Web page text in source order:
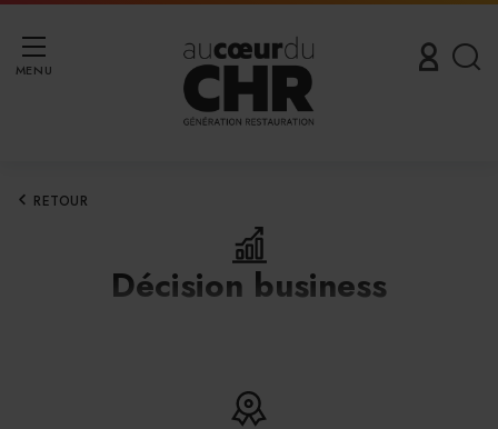
MENU
RETOUR
Décision business